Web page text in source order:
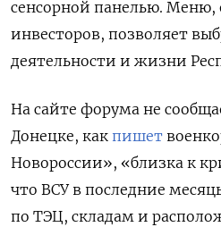
сенсорной панелью. Меню,
инвесторов, позволяет
деятельности и жизни
На сайте форума не
Донецке, как пишет
Новороссии», «близка к
что ВСУ в последние
по ТЭЦ, складам и